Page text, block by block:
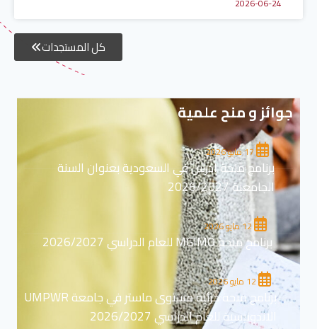
2026-06-24
كل المستجدات
جوائز و منح علمية
17 مايو 2026
برنامج منحة ادرس في السعودية بعنوان السنة
الجامعية 2026/2027
برنامج منحة MGIMO للعام الدراسي 2026/2027
12 مايو 2026
برنامج منحة جزئية مستوى ماستر في جامعة UMPWR
الاندونيسية للعام الدراسي 2026/2027